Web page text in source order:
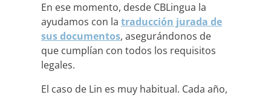
En ese momento, desde CBLingua la
ayudamos con la traducción jurada de
sus documentos, asegurándonos de
que cumplían con todos los requisitos
legales.
El caso de Lin es muy habitual. Cada año,